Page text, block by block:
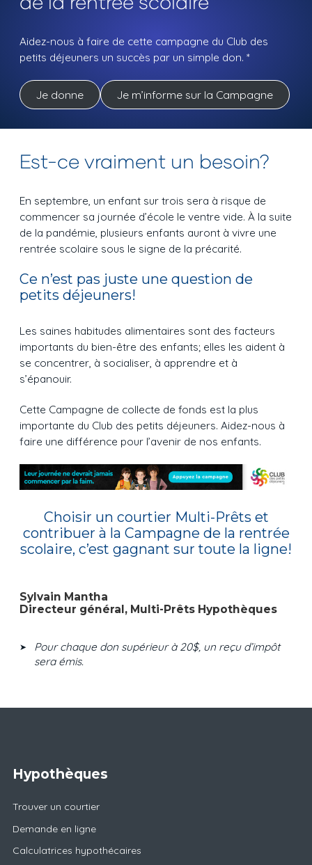
Aidez-nous à faire de cette campagne du Club des
petits déjeuners un succès par un simple don. *
Je donne Je m’informe sur la Campagne
Est-ce vraiment un besoin?
En septembre, un enfant sur trois sera à risque de
commencer sa journée d’école le ventre vide. À la suite
de la pandémie, plusieurs enfants auront à vivre une
rentrée scolaire sous le signe de la précarité.
Ce n’est pas juste une question de
petits déjeuners!
Les saines habitudes alimentaires sont des facteurs
importants du bien-être des enfants; elles les aident à
se concentrer, à socialiser, à apprendre et à
s’épanouir.
Cette Campagne de collecte de fonds est la plus
importante du Club des petits déjeuners. Aidez-nous à
faire une différence pour l’avenir de nos enfants.
Choisir un courtier Multi-Prêts et
contribuer à la Campagne de la rentrée
scolaire, c’est gagnant sur toute la ligne!
Sylvain Mantha
Directeur général, Multi-Prêts Hypothèques
Pour chaque don supérieur à 20$, un reçu d’impôt
sera émis.
Hypothèques
Trouver un courtier
Demande en ligne
Calculatrices hypothécaires